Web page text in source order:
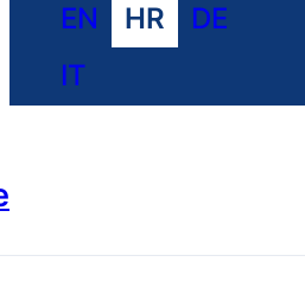
EN HR
DE
IT